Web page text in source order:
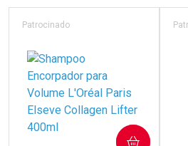
Patrocinado
COMPRAR